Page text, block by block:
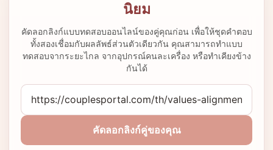
นิยม
คัดลอกลิงก์แบบทดสอบออนไลน์ของคู่คุณก่อน เพื่อให้ชุดคำตอบ
ทั้งสองเชื่อมกับผลลัพธ์ส่วนตัวเดียวกัน คุณสามารถทำแบบ
ทดสอบจากระยะไกล จากอุปกรณ์คนละเครื่อง หรือทำเคียงข้าง
กันได้
คัดลอกลิงก์คู่ของคุณ